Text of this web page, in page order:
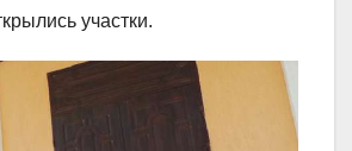
участки.